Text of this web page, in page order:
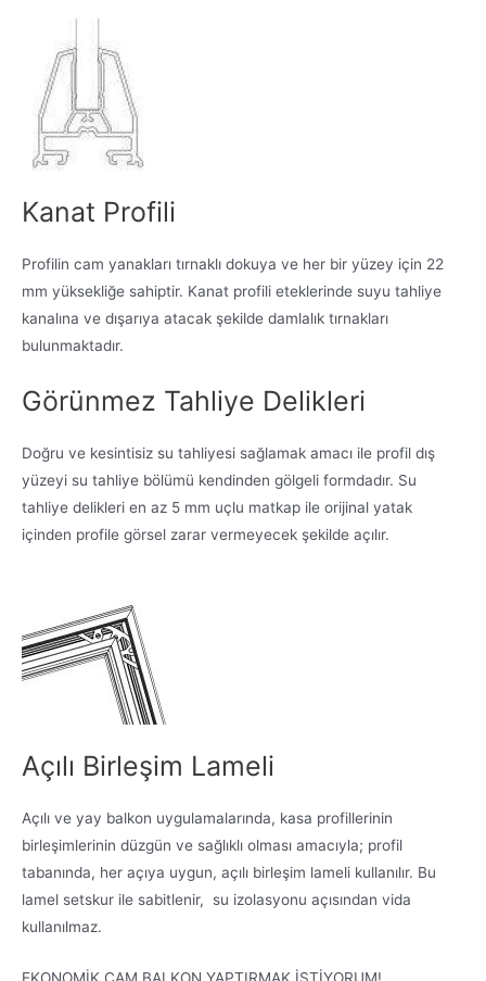
Kanat Profili
Profilin cam yanakları tırnaklı dokuya ve her bir yüzey için 22
mm yüksekliğe sahiptir. Kanat profili eteklerinde suyu tahliye
kanalına ve dışarıya atacak şekilde damlalık tırnakları
bulunmaktadır.
Görünmez Tahliye Delikleri
Doğru ve kesintisiz su tahliyesi sağlamak amacı ile profil dış
yüzeyi su tahliye bölümü kendinden gölgeli formdadır. Su
tahliye delikleri en az 5 mm uçlu matkap ile orijinal yatak
içinden profile görsel zarar vermeyecek şekilde açılır.
Açılı Birleşim Lameli
Açılı ve yay balkon uygulamalarında, kasa profillerinin
birleşimlerinin düzgün ve sağlıklı olması amacıyla; profil
tabanında, her açıya uygun, açılı birleşim lameli kullanılır. Bu
lamel setskur ile sabitlenir, su izolasyonu açısından vida
kullanılmaz.